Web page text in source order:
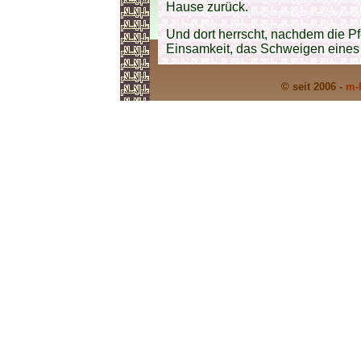
Hause zurück.
Und dort herrscht, nachdem die
Einsamkeit, das Schweigen
© seit 2006 -